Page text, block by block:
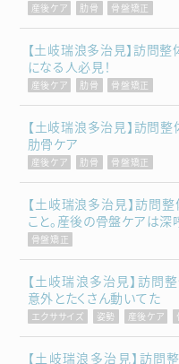
産後ケア 肋骨 骨盤矯正
【土岐瑞浪多治見】訪問
になる人必見！
産後ケア 肋骨 骨盤矯正
【土岐瑞浪多治見】訪問
肋骨ケア
産後ケア 肋骨 骨盤矯正
【土岐瑞浪多治見】訪問
こと。産後の骨盤ケアは深
骨盤矯正
【土岐瑞浪多治見】訪
意外とたくさん動いてた
エクササイズ 姿勢 産後ケア
【土岐瑞浪多治見】訪